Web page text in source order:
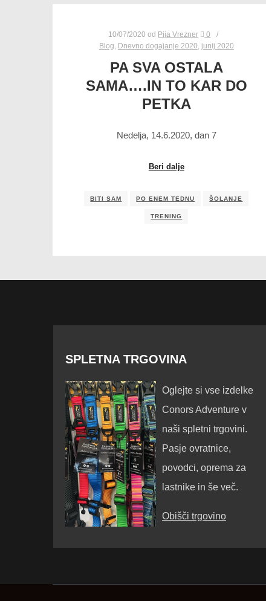
10/07/2020 od Pija Vrezner
0
Blog
Dnevno dogajanje 2020 junij 2020
PA SVA OSTALA
SAMA….IN TO KAR DO
PETKA
Nedelja, 14.6.2020, dan 7
Beri dalje
BITI SAM PO ENEM TEDNU ŠOLANJE
TRENING
SPLETNA TRGOVINA
Oglejte si vse izdelke
Conors Adventure v
naši spletni trgovini.
Pasje ovratnice,
povodci, oprema za
lastnike in še več.
Obišči trgovino